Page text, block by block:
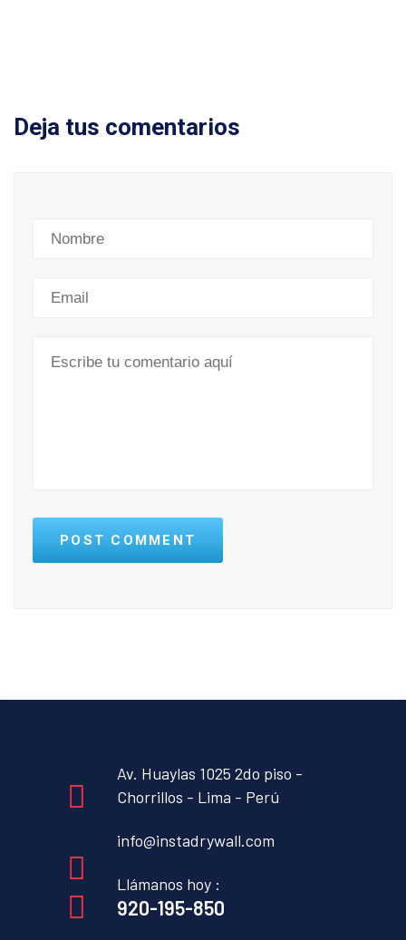
Deja tus comentarios
POST COMMENT
Av. Huaylas 1025 2do piso -
Chorrillos - Lima - Perú
info@instadrywall.com
Llámanos hoy :
920-195-850